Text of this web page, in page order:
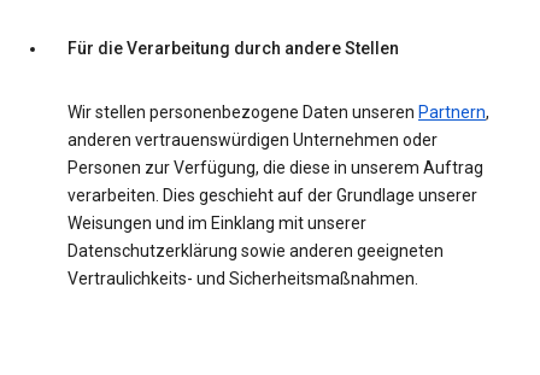
Für die Verarbeitung durch andere Stellen
Wir stellen personenbezogene Daten unseren Partnern,
anderen vertrauenswürdigen Unternehmen oder
Personen zur Verfügung, die diese in unserem Auftrag
verarbeiten. Dies geschieht auf der Grundlage unserer
Weisungen und im Einklang mit unserer
Datenschutzerklärung sowie anderen geeigneten
Vertraulichkeits- und Sicherheitsmaßnahmen.